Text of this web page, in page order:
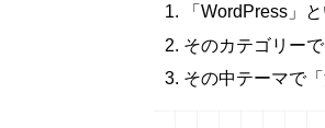
「WordPress」
そのカテゴリー
その中テーマで